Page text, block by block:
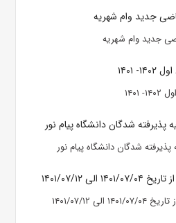
جدید وام شهریه
شدگان دانشگاه پیام نور
۱۴۰۱/۰۷/۱۲